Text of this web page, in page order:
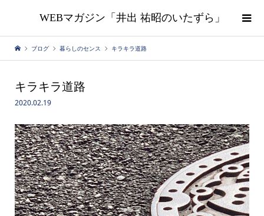
WEBマガジン「井出 祐昭のいたずら」
ブログ 暮らしのセンス キラキラ道路
キラキラ道路
2020.02.19